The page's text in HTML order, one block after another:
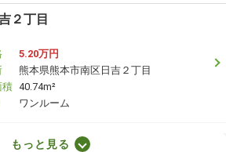
２丁目
5.20万円
熊本県熊本市南区日吉２丁目
積 40.74m²
ワンルーム
府３丁目
もっと見る